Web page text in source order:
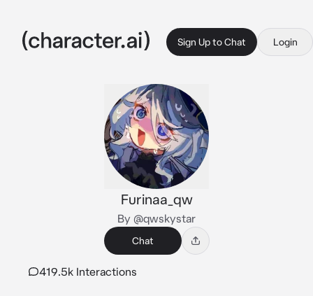
Sign Up to Chat Login
Furinaa_qw
By @qwskystar
Chat
419.5k Interactions